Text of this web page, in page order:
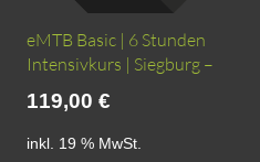
eMTB Basic | 6 Stunden
Intensivkurs | Siegburg –
119,00 €
inkl. 19 % MwSt.